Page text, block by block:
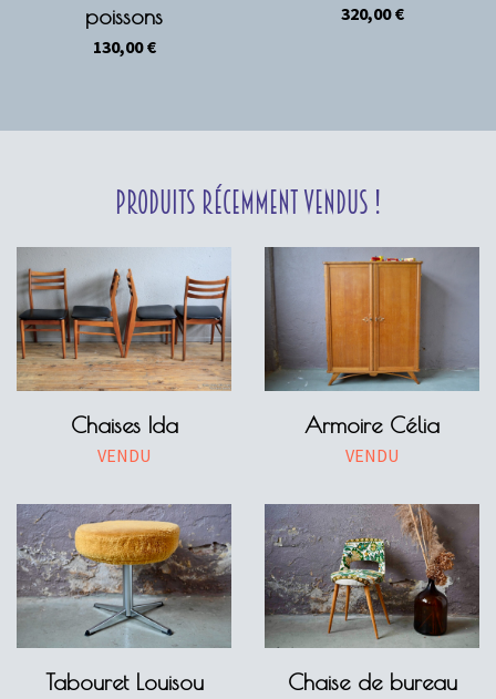
poissons
130,00€
320,00€
Produits récemment vendus !
Chaises Ida
VENDU
Armoire Célia
VENDU
Tabouret Louisou
Chaise de bureau